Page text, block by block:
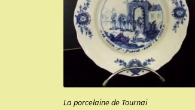
La porcelaine de Tournai